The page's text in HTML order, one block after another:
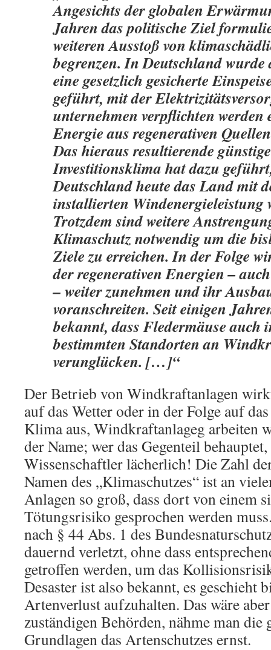
Angesichts der globalen
Jahren das politische Ziel
weiteren Ausstoß von
begrenzen. In Deutschland wurde
eine gesetzlich gesicherte
geführt, mit der
unternehmen verpflichten werden
Energie aus regenerativen
Das hieraus resultierende günstige
Investitionsklima hat dazu
Deutschland heute das Land mit
installierten Windenergie­leistung
Trotzdem sind weitere
Klimaschutz notwendig um die
Ziele zu erreichen. In der Folge
der regenerativen Energien –
– weiter zunehmen und ihr
voranschreiten. Seit einigen
bekannt, dass Fledermäuse auch
bestimmten Standorten an
verunglücken. […]“
Der Betrieb von Windkraftanlagen
auf das Wetter oder in der Folge auf
Klima aus, Windkraftanlageg arbeiten
der Name; wer das Gegenteil
Wissenschaftler lächerlich! Die Zahl
Namen des „Klimaschutzes“ ist an
Anlagen so groß, dass dort von einem
Tötungsrisiko gesprochen werden
nach § 44 Abs. 1 des
dauernd verletzt, ohne dass
getroffen werden, um das
Desaster ist also bekannt, es geschieht
Artenverlust aufzuhalten. Das wäre
zuständigen Behörden, nähme man die
Grundlagen das Artenschutzes ernst.